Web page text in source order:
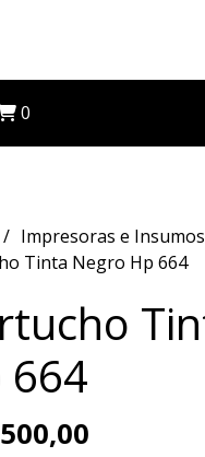
0
Impresoras e Insumos
Tinta Negro Hp 664
664